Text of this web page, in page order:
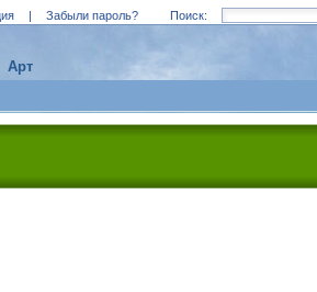
| Забыли пароль? Поиск:
Арт